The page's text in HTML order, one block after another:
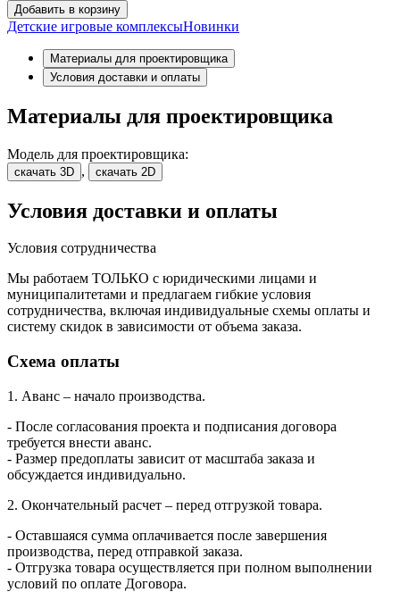
Добавить в корзину
Детские игровые комплексыНовинки
Материалы для проектировщика
Условия доставки и оплаты
Материалы для проектировщика
Модель для проектировщика:
скачать 3D , скачать 2D
Условия доставки и оплаты
Условия сотрудничества
Мы работаем ТОЛЬКО с юридическими лицами и
муниципалитетами и предлагаем гибкие условия
сотрудничества, включая индивидуальные схемы оплаты и
систему скидок в зависимости от объема заказа.
Схема оплаты
1. Аванс – начало производства.
- После согласования проекта и подписания договора
требуется внести аванс.
- Размер предоплаты зависит от масштаба заказа и
обсуждается индивидуально.
2. Окончательный расчет – перед отгрузкой товара.
- Оставшаяся сумма оплачивается после завершения
производства, перед отправкой заказа.
- Отгрузка товара осуществляется при полном выполнении
условий по оплате Договора.